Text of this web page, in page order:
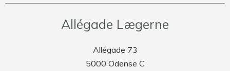
Allégade Lægerne
Allégade 73
5000 Odense C